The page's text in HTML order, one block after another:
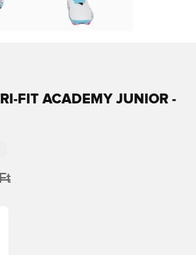
FIT ACADEMY JUNIOR -